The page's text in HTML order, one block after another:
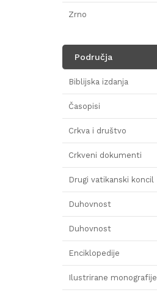
Zrno
Područja
Biblijska izdanja
Časopisi
Crkva i društvo
Crkveni dokumenti
Drugi vatikanski koncil
Duhovnost
Duhovnost
Enciklopedije
Ilustrirane monografije